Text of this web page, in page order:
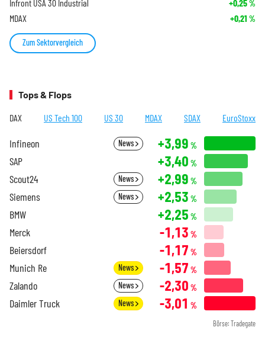
Infront USA 30 Industrial +0,25%
MDAX +0,21 %
Zum Sektorvergleich
Tops & Flops
DAX US Tech 100 US 30 MDAX SDAX EuroStoxx
Infineon News +3,99 %
SAP +3,40 %
Scout24 News +2,99 %
Siemens News +2,53 %
BMW +2,25 %
Merck -1,13 %
Beiersdorf -1,17 %
Munich Re News -1,57 %
Zalando News -2,30 %
Daimler Truck News -3,01 %
Börse: Tradegate